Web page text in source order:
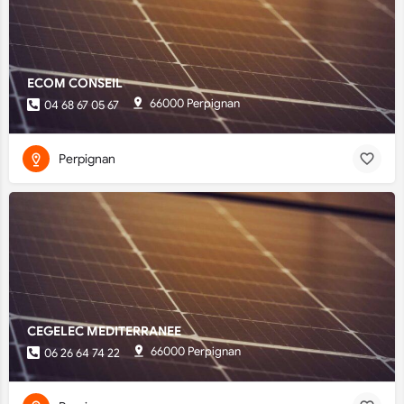
ECOM CONSEIL
04 68 67 05 67 66000 Perpignan
Perpignan
CEGELEC MEDITERRANEE
06 26 64 74 22 66000 Perpignan